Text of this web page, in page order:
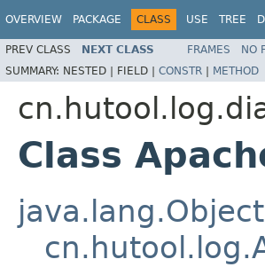
OVERVIEW PACKAGE CLASS USE TREE
PREV CLASS NEXT CLASS FRAMES NO
SUMMARY: NESTED | FIELD | CONSTR | METHOD
Class
java.lang.Object